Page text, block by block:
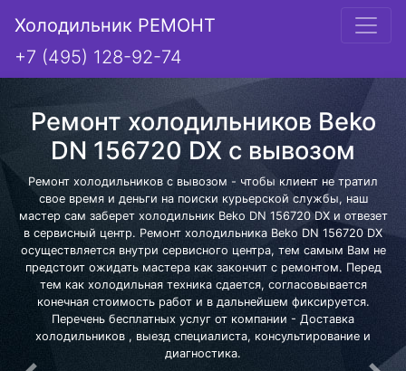
Холодильник РЕМОНТ
+7 (495) 128-92-74
Ремонт холодильников Beko
DN 156720 DX с вывозом
Ремонт холодильников с вывозом - чтобы клиент не тратил
свое время и деньги на поиски курьерской службы, наш
мастер сам заберет холодильник Beko DN 156720 DX и отвезет
в сервисный центр. Ремонт холодильника Beko DN 156720 DX
осуществляется внутри сервисного центра, тем самым Вам не
предстоит ожидать мастера как закончит с ремонтом. Перед
тем как холодильная техника сдается, согласовывается
конечная стоимость работ и в дальнейшем фиксируется.
Перечень бесплатных услуг от компании - Доставка
холодильников , выезд специалиста, консультирование и
диагностика.